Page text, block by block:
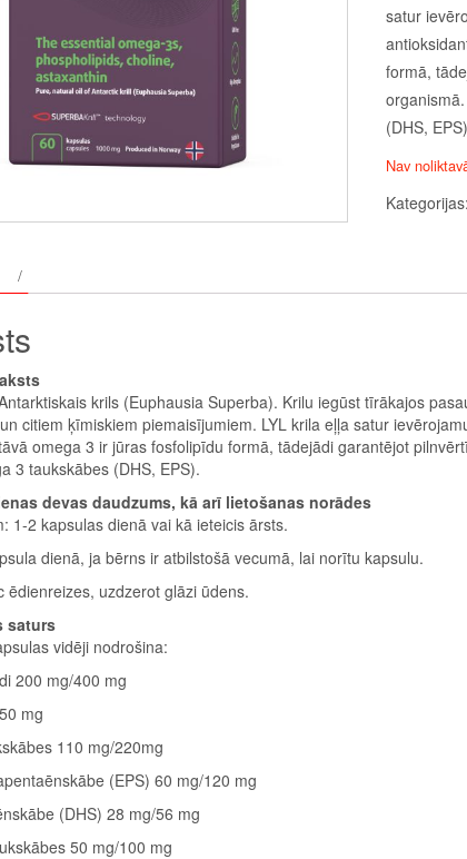
satur
formā,
(DHS,
Nav
Kategorijas:
krils (Euphausia Superba). Krilu iegūst tīrākajos
citiem ķīmiskiem piemaisījumiem. LYL krila eļļa satur
omega 3 ir jūras fosfolipīdu formā, tādejādi garantējot
3 taukskābes (DHS, EPS).
devas daudzums, kā arī lietošanas norādes
1-2 kapsulas dienā vai kā ieteicis ārsts.
dienā, ja bērns ir atbilstošā vecumā, lai norītu kapsulu.
ēdienreizes, uzdzerot glāzi ūdens.
saturs
vidēji nodrošina:
200 mg/400 mg
mg
110 mg/220mg
(EPS) 60 mg/120 mg
(DHS) 28 mg/56 mg
50 mg/100 mg